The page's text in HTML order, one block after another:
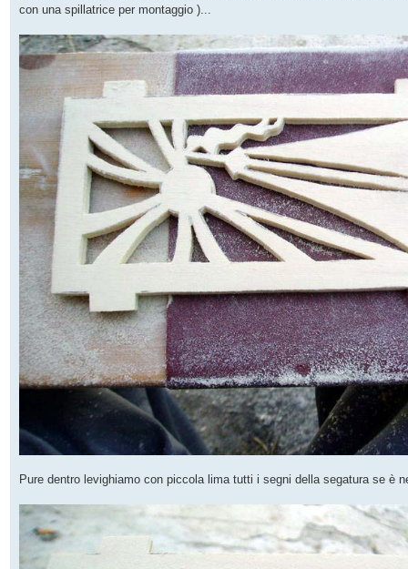
con una spillatrice per montaggio )...
Pure dentro levighiamo con piccola lima tutti i segni della segatura se è